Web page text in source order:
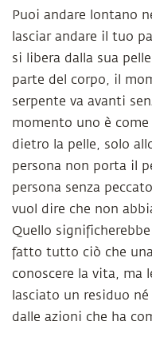
Puoi andare lontano
lasciar andare il tuo
si libera dalla sua
parte del corpo, il
serpente va avanti
momento uno è
dietro la pelle, solo
persona non porta il
persona senza
vuol dire che non
Quello
fatto tutto ciò che
conoscere la vita, ma
lasciato un residuo
dalle azioni che ha